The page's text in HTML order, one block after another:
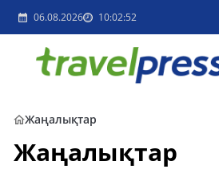
06.08.2026 10:02:52
Жаңалықтар
Жаңалықтар